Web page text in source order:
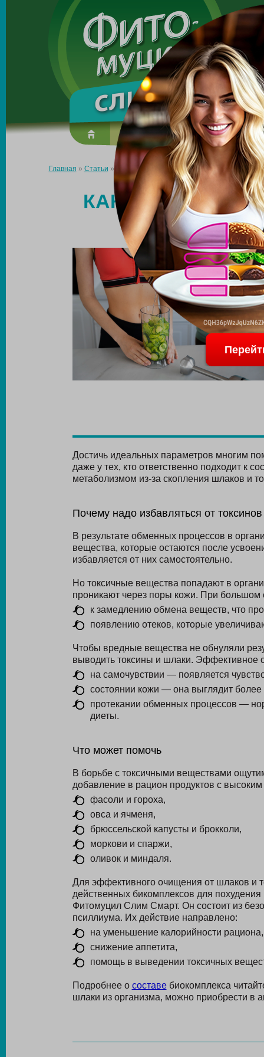
Made in the UK
О препарате Усиль эффект
Главная » Статьи »Как вывести из организма шлаки и токсины
КАК ВЫВЕСТИ
Достичь идеальных параметров многим
даже у тех, кто ответственно подходит к
метаболизмом из-за скопления шлаков и
Почему надо избавляться от
В результате обменных процессов в
вещества, которые остаются после
избавляется от них самостоятельно.
Но токсичные вещества попадают в
проникают через поры кожи. При большом
к замедлению обмена веществ, что
появлению отеков, которые
Чтобы вредные вещества не обнуляли
выводить токсины и шлаки. Эффективное
на самочувствии — появляется
состоянии кожи — она выглядит более
протекании обменных процессов —
диеты.
Что может помочь
В борьбе с токсичными веществами
добавление в рацион продуктов с
фасоли и гороха,
овса и ячменя,
брюссельской капусты и брокколи,
моркови и спаржи,
оливок и миндаля.
Для эффективного очищения от шлаков и
действенных бикомплексов для
Фитомуцил Слим Смарт. Он состоит из
псиллиума. Их действие направлено:
на уменьшение калорийности рациона,
снижение аппетита,
помощь в выведении токсичных
Подробнее о составебиокомплекса
шлаки из организма, можно приобрести в